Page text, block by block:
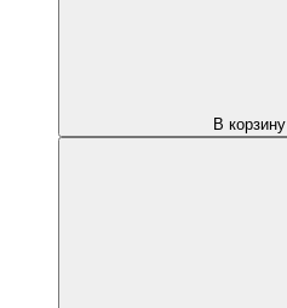
В корзину